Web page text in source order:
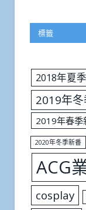
標籤
2018年夏
2019年
2019年春季
2020年冬季新番
ACG
cosplay